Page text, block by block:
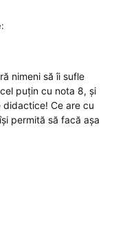
nimeni să îi sufle
puțin cu nota 8, și
Ce are cu
permită să facă așa